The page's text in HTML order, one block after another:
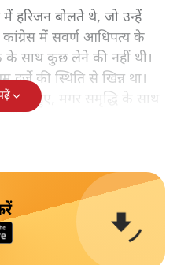
हरिजन बोलते थे, जो उन्हें
में सवर्ण आधिपत्य के
के साथ कुछ लेने की नहीं थी।
दर्जे की स्थिति से खिन्न था।
तो हुए, मगर समृद्धि के साथ
मिल रहा था।